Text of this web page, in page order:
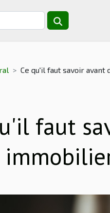
Ce qu'il faut savoir
faut